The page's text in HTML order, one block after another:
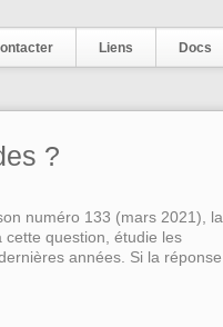
Liens Docs
?
numéro 133 (mars 2021), la
question, étudie les
années. Si la réponse